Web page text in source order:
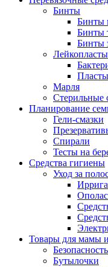
Бинты
Бинты
Бинты
Бинты
Марля
Стерильные
Планирование
Гели-смазки
Спирали
Тесты на
Средства гигиены
Уход за
Товары для мамы
Бутылочки